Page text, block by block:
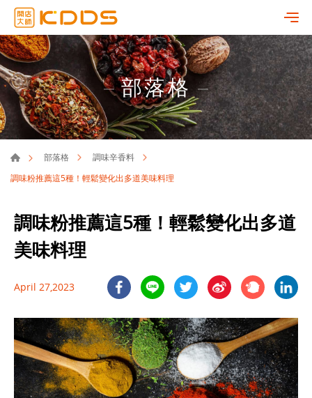
部落格
部落格
調味辛香料
調味粉推薦這5種！輕鬆變化出多道美味料理
調味粉推薦這5種！輕鬆變化出多道
美味料理
April 27,2023